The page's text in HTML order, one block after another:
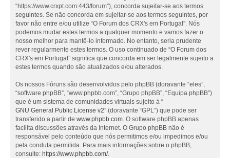
“https://www.crxpt.com:443/forum”), concorda sujeitar-se aos termos
seguintes. Se não concorda em sujeitar-se aos termos seguintes, por
favor não entre e/ou utilize “O Forum dos CRX's em Portugal”. Nós
podemos mudar estes termos a qualquer momento e vamos fazer o
nosso melhor para mantê-lo informado. No entanto, seria prudente
rever regularmente estes termos. O uso continuado de “O Forum dos
CRX's em Portugal” significa que concorda em ser legalmente sujeito a
estes termos quando são atualizados e/ou alterados.
Os nossos Fóruns são desenvolvidos pelo phpBB (doravante “eles”,
“software phpBB”, “www.phpbb.com”, “Grupo phpBB”, “Equipa phpBB”)
que é um sistema de comunidades virtuais sujeito à “
GNU General Public License v2” (doravante “GPL”) que pode ser
transferido a partir de www.phpbb.com. O software phpBB apenas
facilita discussões através da Internet. O Grupo phpBB não é
responsável pelo conteúdo que nós permitimos e/ou impedimos e/ou
pela conduta permitida. Para mais informações sobre o phpBB,
consulte: https://www.phpbb.com/.